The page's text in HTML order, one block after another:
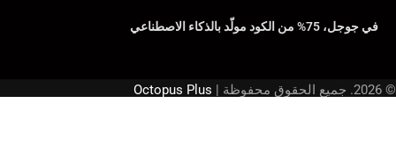
في جوجل، 75% من الكود مولّد بالذكاء الاصطناعي
© 2026. جميع الحقوق محفوظة | Octopus Plus